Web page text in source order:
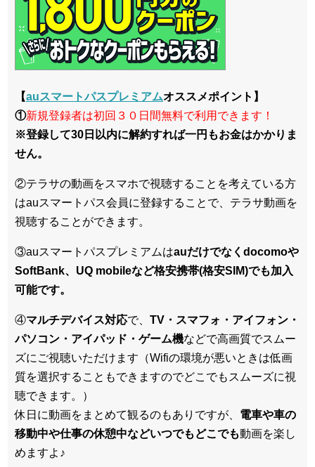
【auスマートパスプレミアムオススメポイント】
①新規登録者は初回３０日間無料で利用できます！
※登録して30日以内に解約すれば一円もお金はかかりま
せん。
②テラサの動画をスマホで視聴することを考えている方
はauスマートパス会員に登録することで、テラサ動画を
視聴することができます。
③auスマートパスプレミアムはauだけでなくdocomoや
SoftBank、UQ mobileなど格安携帯(格安SIM)でも加入
可能です。
④マルチデバイス対応で、 TV・スマフォ・アイフォン・
パソコン・アイパッド・ゲーム機などで高画質でスムー
ズにご視聴いただけます（Wifiの環境が悪いときは低画
質を選択することもできますのでどこでもスムーズに視
聴できます。）
休日に動画をまとめて観るのもありですが、 電車や車の
移動中や仕事の休憩中などいつでもどこでも動画を楽し
めますよ♪